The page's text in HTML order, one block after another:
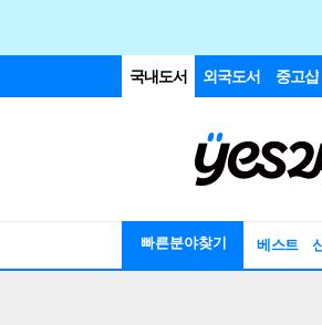
국내도서 외국도서 중고샵
빠른분야찾기 베스트